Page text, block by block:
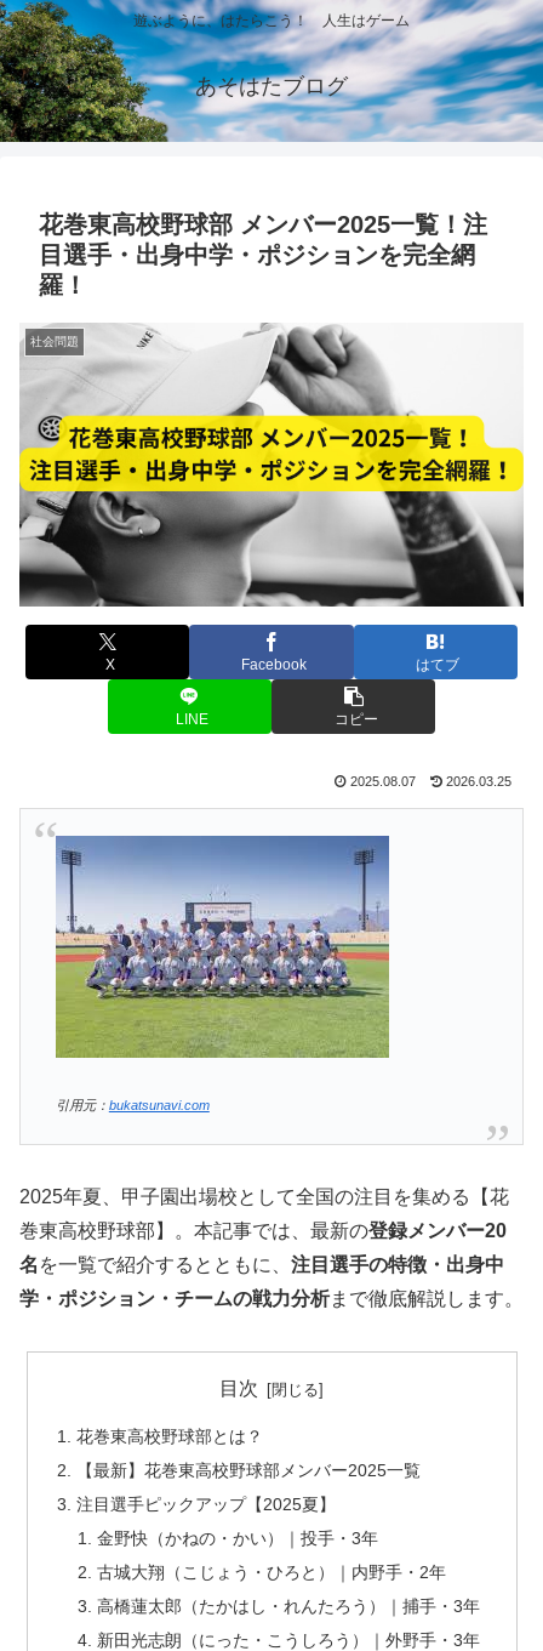
遊ぶように、はたらこう！ 人生はゲーム
あそはたブログ
花巻東高校野球部 メンバー2025一覧！注
目選手・出身中学・ポジションを完全網
羅！
社会問題
X Facebook はてブ
LINE コピー
2025.08.07 2026.03.25
引用元： bukatsunavi.com
2025年夏、甲子園出場校として全国の注目を集める【花
巻東高校野球部】。本記事では、最新の登録メンバー20
名 を一覧で紹介するとともに、 注目選手の特徴・出身中
学・ポジション・チームの戦力分析まで徹底解説します。
目次
花巻東高校野球部とは？
【最新】花巻東高校野球部メンバー2025一覧
注目選手ピックアップ【2025夏】
金野快（かねの・かい）｜投手・3年
古城大翔（こじょう・ひろと）｜内野手・2年
高橋蓮太郎（たかはし・れんたろう）｜捕手・3年
新田光志朗（にった・こうしろう）｜外野手・3年